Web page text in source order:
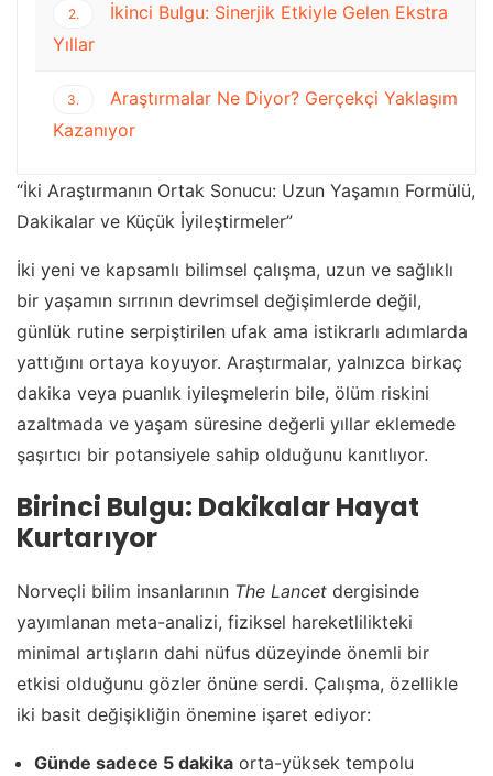
2.
İkinci Bulgu: Sinerjik Etkiyle Gelen Ekstra
Yıllar
3.
Araştırmalar Ne Diyor? Gerçekçi Yaklaşım
Kazanıyor
“İki Araştırmanın Ortak Sonucu: Uzun Yaşamın Formülü,
Dakikalar ve Küçük İyileştirmeler”
İki yeni ve kapsamlı bilimsel çalışma, uzun ve sağlıklı
bir yaşamın sırrının devrimsel değişimlerde değil,
günlük rutine serpiştirilen ufak ama istikrarlı adımlarda
yattığını ortaya koyuyor. Araştırmalar, yalnızca birkaç
dakika veya puanlık iyileşmelerin bile, ölüm riskini
azaltmada ve yaşam süresine değerli yıllar eklemede
şaşırtıcı bir potansiyele sahip olduğunu kanıtlıyor.
Birinci Bulgu: Dakikalar Hayat
Kurtarıyor
Norveçli bilim insanlarının The Lancet dergisinde
yayımlanan meta-analizi, fiziksel hareketlilikteki
minimal artışların dahi nüfus düzeyinde önemli bir
etkisi olduğunu gözler önüne serdi. Çalışma, özellikle
iki basit değişikliğin önemine işaret ediyor:
Günde sadece 5 dakika orta-yüksek tempolu